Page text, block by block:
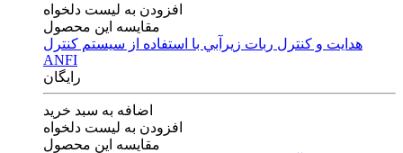
افزودن به لیست دلخواه
مقایسه این محصول
هدايت و كنترل ربات زيرآبي با استفاده از سيستم كنترل
ANFI
رایگان
اضافه به سبد خرید
افزودن به لیست دلخواه
مقایسه این محصول